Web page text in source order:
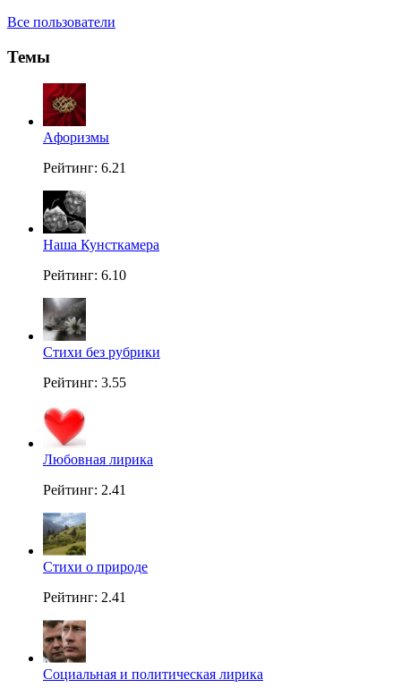
Все пользователи
Темы
Aфоризмы
Рейтинг: 6.21
Наша Кунсткамера
Рейтинг: 6.10
Стихи без рубрики
Рейтинг: 3.55
Любовная лирика
Рейтинг: 2.41
Стихи о природе
Рейтинг: 2.41
Социальная и политическая лирика